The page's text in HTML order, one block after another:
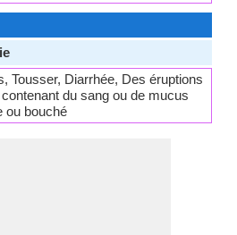
Tousser, Diarrhée, Des éruptions
du sang ou de mucus
ou bouché